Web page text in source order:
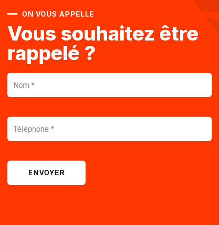
ON VOUS APPELLE
Vous souhaitez être
rappelé ?
ENVOYER